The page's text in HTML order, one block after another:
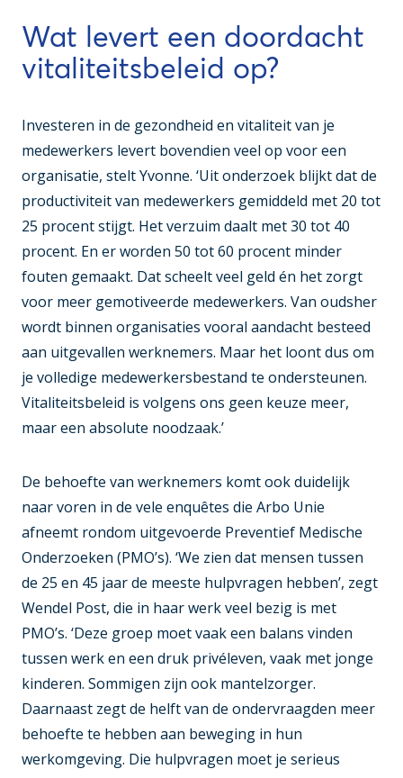
Wat levert een doordacht
vitaliteitsbeleid op?
Investeren in de gezondheid en vitaliteit van je
medewerkers levert bovendien veel op voor een
organisatie, stelt Yvonne. ‘Uit onderzoek blijkt dat de
productiviteit van medewerkers gemiddeld met 20 tot
25 procent stijgt. Het verzuim daalt met 30 tot 40
procent. En er worden 50 tot 60 procent minder
fouten gemaakt. Dat scheelt veel geld én het zorgt
voor meer gemotiveerde medewerkers. Van oudsher
wordt binnen organisaties vooral aandacht besteed
aan uitgevallen werknemers. Maar het loont dus om
je volledige medewerkersbestand te ondersteunen.
Vitaliteitsbeleid is volgens ons geen keuze meer,
maar een absolute noodzaak.’
De behoefte van werknemers komt ook duidelijk
naar voren in de vele enquêtes die Arbo Unie
afneemt rondom uitgevoerde Preventief Medische
Onderzoeken (PMO’s). ‘We zien dat mensen tussen
de 25 en 45 jaar de meeste hulpvragen hebben’, zegt
Wendel Post, die in haar werk veel bezig is met
PMO’s. ‘Deze groep moet vaak een balans vinden
tussen werk en een druk privéleven, vaak met jonge
kinderen. Sommigen zijn ook mantelzorger.
Daarnaast zegt de helft van de ondervraagden meer
behoefte te hebben aan beweging in hun
werkomgeving. Die hulpvragen moet je serieus